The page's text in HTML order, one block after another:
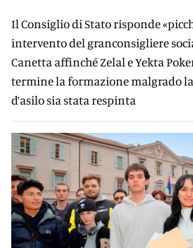
Il Consiglio di Stato risponde
intervento del granconsigliere
Canetta affinché Zelal e Yekta
termine la formazione malgrado
d’asilo sia stata respinta